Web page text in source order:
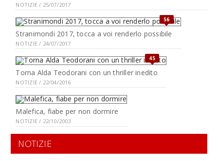
NOTIZIE / 25/07/2017
56
Stranimondi 2017, tocca a voi renderlo possibile
NOTIZIE / 24/07/2017
45
Torna Alda Teodorani con un thriller inedito
NOTIZIE / 22/04/2016
Malefica, fiabe per non dormire
NOTIZIE / 22/10/2003
NOTIZIE